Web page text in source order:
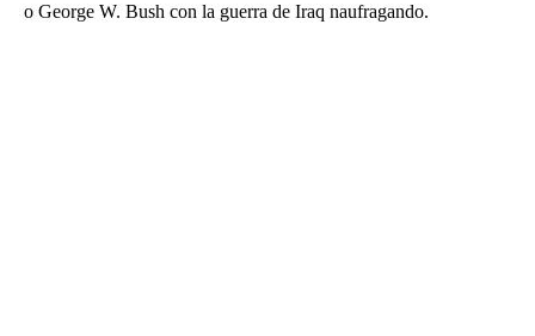
o George W. Bush con la guerra de Iraq naufragando.